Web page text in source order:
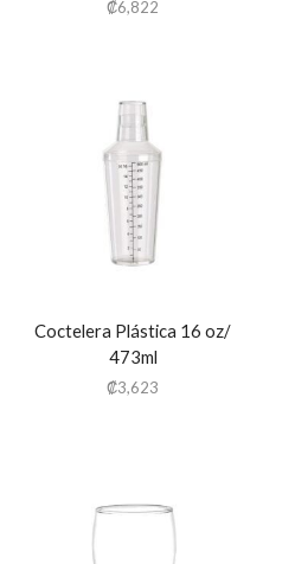
₡6,822
Coctelera Plástica 16 oz/
473ml
₡3,623